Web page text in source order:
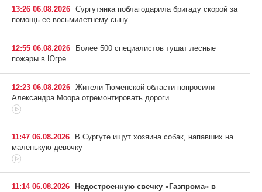
13:26 06.08.2026 Сургутянка поблагодарила бригаду скорой за
помощь ее восьмилетнему сыну
12:55 06.08.2026
Более 500 специалистов тушат лесные
пожары в Югре
12:23 06.08.2026 Жители Тюменской области попросили
Александра Моора отремонтировать дороги
11:47 06.08.2026
В Сургуте ищут хозяина собак, напавших на
маленькую девочку
11:14 06.08.2026
Недостроенную свечку «Газпрома» в